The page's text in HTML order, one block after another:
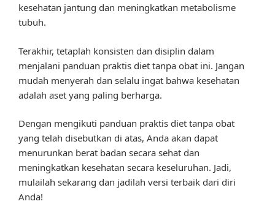
kesehatan jantung dan meningkatkan metabolisme
tubuh.
Terakhir, tetaplah konsisten dan disiplin dalam
menjalani panduan praktis diet tanpa obat ini. Jangan
mudah menyerah dan selalu ingat bahwa kesehatan
adalah aset yang paling berharga.
Dengan mengikuti panduan praktis diet tanpa obat
yang telah disebutkan di atas, Anda akan dapat
menurunkan berat badan secara sehat dan
meningkatkan kesehatan secara keseluruhan. Jadi,
mulailah sekarang dan jadilah versi terbaik dari diri
Anda!